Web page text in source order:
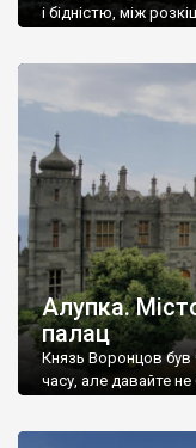
і бідністю, між
Алупка.
палац
Князь Воронцов
часу, але давайте